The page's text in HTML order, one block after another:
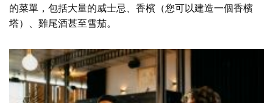
的菜單，包括大量的威士忌、香檳（您可以建造一個香檳
塔）、雞尾酒甚至雪茄。